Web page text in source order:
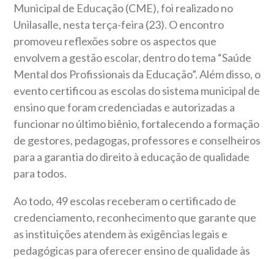
Municipal de Educação (CME), foi realizado no
Unilasalle, nesta terça-feira (23). O encontro
promoveu reflexões sobre os aspectos que
envolvem a gestão escolar, dentro do tema “Saúde
Mental dos Profissionais da Educação”. Além disso, o
evento certificou as escolas do sistema municipal de
ensino que foram credenciadas e autorizadas a
funcionar no último biênio, fortalecendo a formação
de gestores, pedagogas, professores e conselheiros
para a garantia do direito à educação de qualidade
para todos.
Ao todo, 49 escolas receberam o certificado de
credenciamento, reconhecimento que garante que
as instituições atendem às exigências legais e
pedagógicas para oferecer ensino de qualidade às